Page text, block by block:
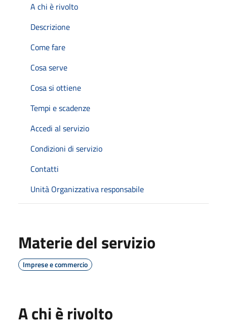
A chi è rivolto
Descrizione
Come fare
Cosa serve
Cosa si ottiene
Tempi e scadenze
Accedi al servizio
Condizioni di servizio
Contatti
Unità Organizzativa responsabile
Materie del servizio
Imprese e commercio
A chi è rivolto